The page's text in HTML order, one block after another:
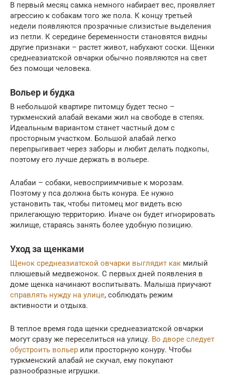
В первый месяц самка немного набирает вес, проявляет
агрессию к собакам того же пола. К концу третьей
недели появляются прозрачные слизистые выделения
из петли. К середине беременности становятся видны
другие признаки – растет живот, набухают соски. Щенки
среднеазиатской овчарки обычно появляются на свет
без помощи человека.
Вольер и будка
В небольшой квартире питомцу будет тесно –
туркменский алабай веками жил на свободе в степях.
Идеальным вариантом станет частный дом с
просторным участком. Большой алабай легко
перепрыгивает через заборы и любит делать подкопы,
поэтому его лучше держать в вольере.
Алабаи – собаки, невосприимчивые к морозам.
Поэтому у пса должна быть конура. Ее нужно
установить так, чтобы питомец мог видеть всю
прилегающую территорию. Иначе он будет игнорировать
жилище, стараясь занять более удобную позицию.
Уход за щенками
Щенок среднеазиатской овчарки выглядит как милый
плюшевый медвежонок. С первых дней появления в
доме щенка начинают воспитывать. Малыша приучают
справлять нужду на улице, соблюдать режим
активности и отдыха.
В теплое время года щенки среднеазиатской овчарки
могут сразу же переселиться на улицу. Во дворе следует
обустроить вольер или просторную конуру. Чтобы
туркменский алабай не скучал, ему покупают
разнообразные игрушки.